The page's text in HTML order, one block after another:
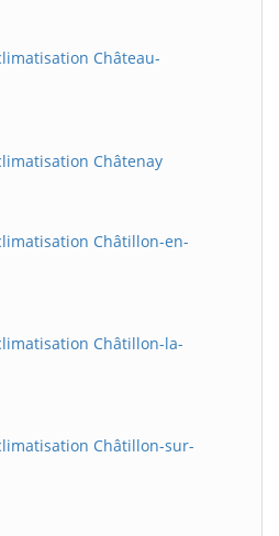
Château-
Châtenay
Châtillon-en-
Châtillon-la-
Châtillon-sur-